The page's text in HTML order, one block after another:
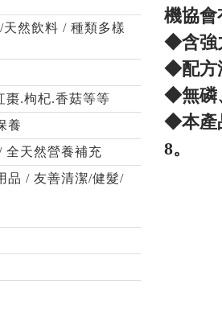
天然飲料 / 種類多樣
棗.枸杞.香菇等等
養
全天然營養補充
品 / 友善清潔/健髮/
機協會
◆含強
◆配方
◆無磷
◆本產
8。